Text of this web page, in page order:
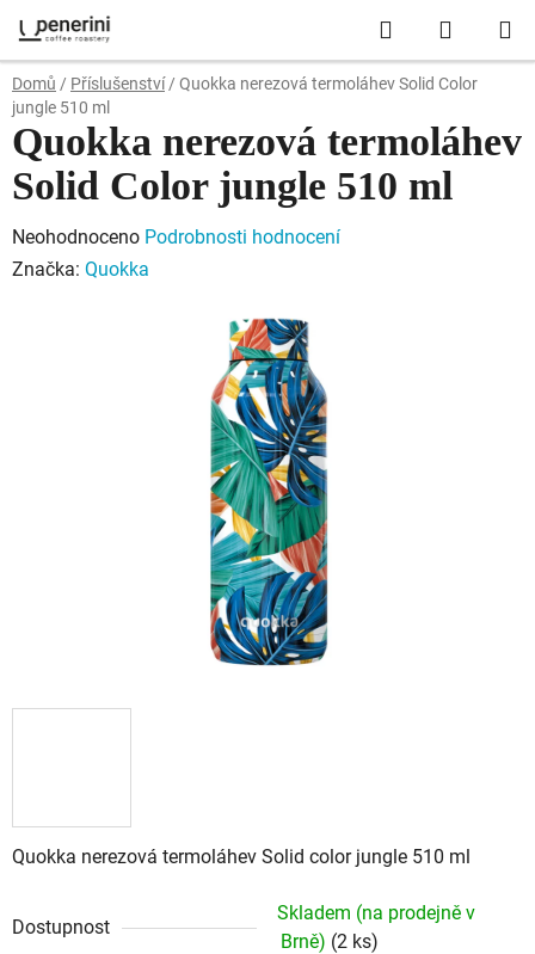
na
obsah
Hledat
KOŠÍK
Domů / Příslušenství / Quokka nerezová termoláhev Solid Color
jungle 510 ml
Quokka nerezová termoláhev Solid color jungle 510 ml
Dostupnost
Skladem (na prodejně v
Brně) (2 ks)
Quokka nerezová termoláhev
Solid Color jungle 510 ml
Průměrné
hodnocení
Neohodnoceno Podrobnosti hodnocení
Značka: Quokka